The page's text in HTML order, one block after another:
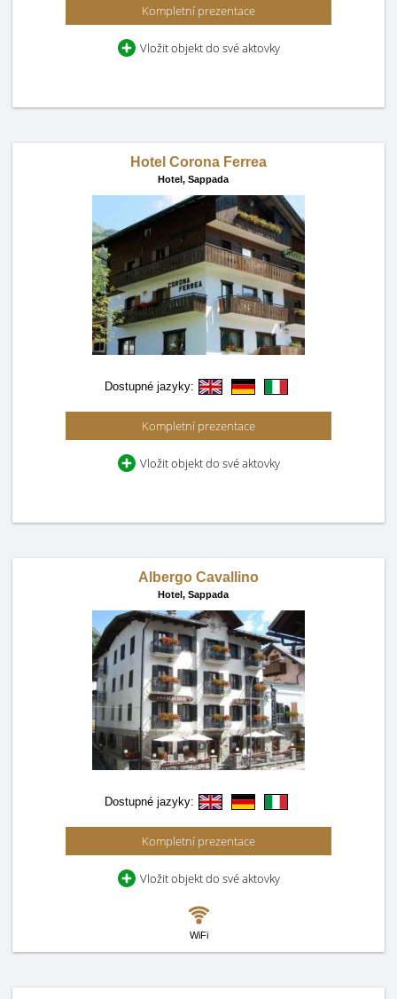
Kompletní prezentace
Vložit objekt do své aktovky
Hotel Corona Ferrea
Hotel, Sappada
Dostupné jazyky:
Kompletní prezentace
Vložit objekt do své aktovky
Albergo Cavallino
Hotel, Sappada
Dostupné jazyky:
Kompletní prezentace
Vložit objekt do své aktovky
WiFi